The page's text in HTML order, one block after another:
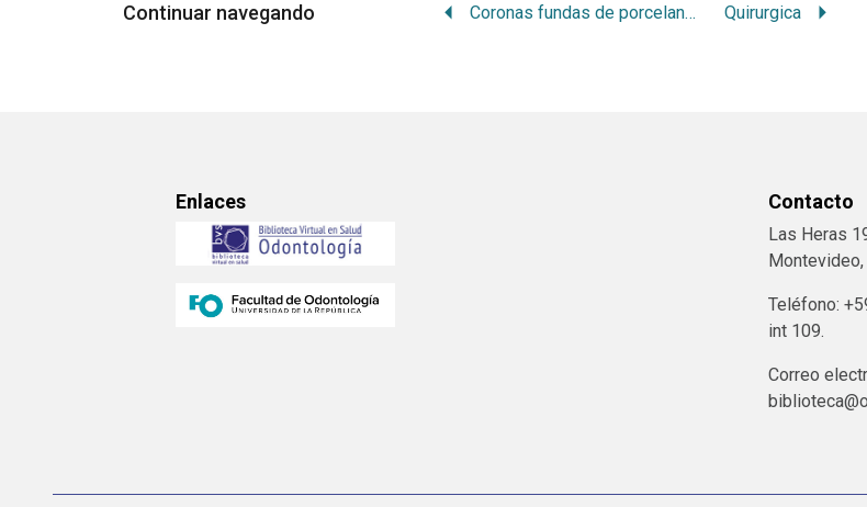
Continuar navegando Coronas fundas de porcelana en dientes vitales Quirurgica
Enlaces Contacto
Las Heras
Montevideo,
Teléfono:
int 109.
Correo